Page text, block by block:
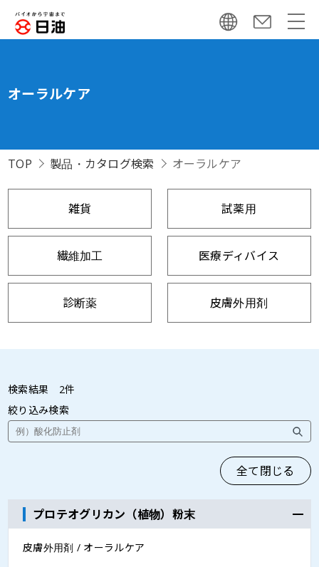
オーラルケア
TOP 製品・カタログ検索 オーラルケア
雑貨 試薬用
繊維加工 医療ディバイス
診断薬 皮膚外用剤
点眼薬用添加剤 オーラルケア
検索結果 2件
絞り込み検索
全て閉じる
プロテオグリカン（植物）粉末
皮膚外用剤 / オーラルケア